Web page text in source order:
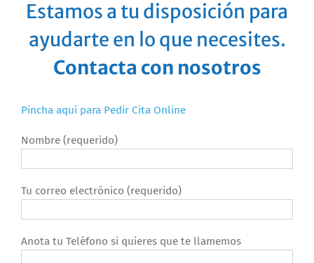
Estamos a tu disposición para
ayudarte en lo que necesites.
Contacta con nosotros
Pincha aquí para Pedir Cita Online
Nombre (requerido)
Tu correo electrónico (requerido)
Anota tu Teléfono si quieres que te llamemos